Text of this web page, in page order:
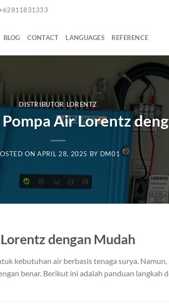
BLOG CONTACT LANGUAGES REFERENCE
DISTRIBUTOR LORENTZ
Air Lorentz
ONAPRIL 28, 2025 BY DM01
dengan Mudah
kebutuhan air berbasis tenaga surya. Namun,
benar. Berikut ini adalah panduan langkah